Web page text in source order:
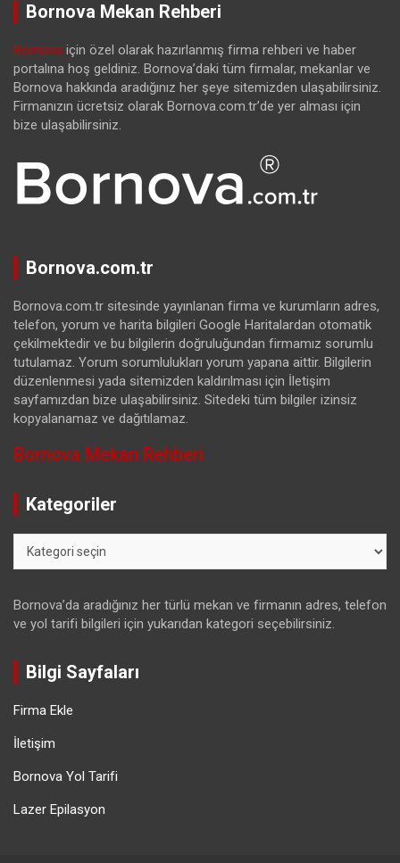
Bornova Mekan Rehberi
Bornova için özel olarak hazırlanmış firma rehberi ve haber
portalına hoş geldiniz. Bornova’daki tüm firmalar, mekanlar ve
Bornova hakkında aradığınız her şeye sitemizden ulaşabilirsiniz.
Firmanızın ücretsiz olarak Bornova.com.tr’de yer alması için
bize ulaşabilirsiniz.
Bornova.com.tr
Bornova.com.tr sitesinde yayınlanan firma ve kurumların adres,
telefon, yorum ve harita bilgileri Google Haritalardan otomatik
çekilmektedir ve bu bilgilerin doğruluğundan firmamız sorumlu
tutulamaz. Yorum sorumlulukları yorum yapana aittir. Bilgilerin
düzenlenmesi yada sitemizden kaldırılması için İletişim
sayfamızdan bize ulaşabilirsiniz. Sitedeki tüm bilgiler izinsiz
kopyalanamaz ve dağıtılamaz.
Bornova Mekan Rehberi
Kategoriler
Bornova’da aradığınız her türlü mekan ve firmanın adres, telefon
ve yol tarifi bilgileri için yukarıdan kategori seçebilirsiniz.
Bilgi Sayfaları
Firma Ekle
İletişim
Bornova Yol Tarifi
Lazer Epilasyon